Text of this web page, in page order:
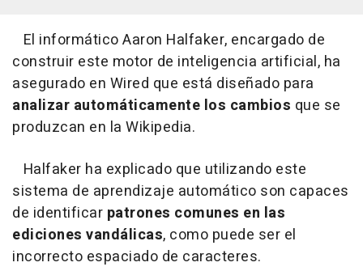
El informático Aaron Halfaker, encargado de
construir este motor de inteligencia artificial, ha
asegurado en Wired que está diseñado para
analizar automáticamente los cambios que se
produzcan en la Wikipedia.
Halfaker ha explicado que utilizando este
sistema de aprendizaje automático son capaces
de identificar patrones comunes en las
ediciones vandálicas, como puede ser el
incorrecto espaciado de caracteres.